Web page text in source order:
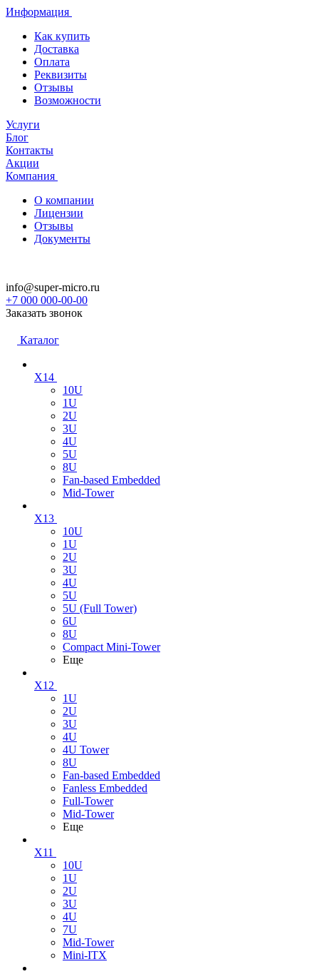
Информация
Как купить
Доставка
Оплата
Реквизиты
Отзывы
Возможности
Услуги
Блог
Контакты
Акции
Компания
О компании
Лицензии
Отзывы
Документы
info@super-micro.ru
+7 000 000-00-00
Заказать звонок
Каталог
X14
10U
1U
2U
3U
4U
5U
8U
Fan-based Embedded
Mid-Tower
X13
10U
1U
2U
3U
4U
5U
5U (Full Tower)
6U
8U
Compact Mini-Tower
Еще
X12
1U
2U
3U
4U
4U Tower
8U
Fan-based Embedded
Fanless Embedded
Full-Tower
Mid-Tower
Еще
X11
10U
1U
2U
3U
4U
7U
Mid-Tower
Mini-ITX